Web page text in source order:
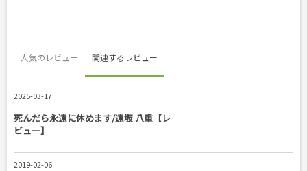
人気のレビュー 関連するレビュー
2025-03-17
死んだら永遠に休めます/遠坂 八重【レ
ビュー】
2019-02-06